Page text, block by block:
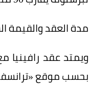
مدة العقد والقيمة
بحسب موقع